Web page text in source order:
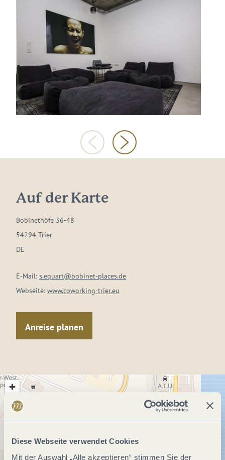
Diese Webseite verwendet Cookies
Mit der Auswahl „Alle akzeptieren“ stimmen Sie der
Auf der Karte
Bobinethöfe 36-48
54294 Trier
DE
E-Mail: s.equart@bobinet-places.de
Webseite: www.coworking-trier.eu
Anreise planen